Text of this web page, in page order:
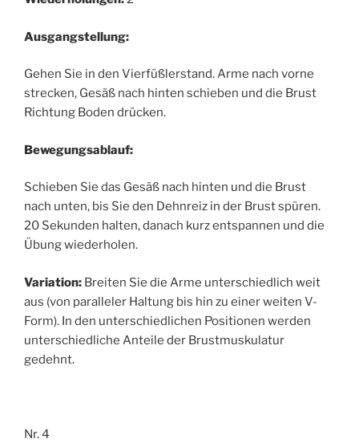
Ausgangstellung:
Gehen Sie in den Vierfüßlerstand. Arme nach vorne
strecken, Gesäß nach hinten schieben und die Brust
Richtung Boden drücken.
Bewegungsablauf:
Schieben Sie das Gesäß nach hinten und die Brust
nach unten, bis Sie den Dehnreiz in der Brust spüren.
20 Sekunden halten, danach kurz entspannen und die
Übung wiederholen.
Variation: Breiten Sie die Arme unterschiedlich weit
aus (von paralleler Haltung bis hin zu einer weiten V-
Form). In den unterschiedlichen Positionen werden
unterschiedliche Anteile der Brustmuskulatur
gedehnt.
Nr. 4